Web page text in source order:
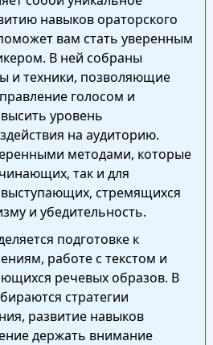
навыков ораторского
вам стать уверенным
В ней собраны
и техники, позволяющие
голосом и
уровень
на аудиторию.
методами, которые
так и для
стремящихся
и убедительность.
подготовке к
работе с текстом и
речевых образов. В
стратегии
развитие навыков
держать внимание